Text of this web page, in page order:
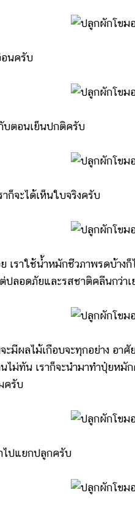
นครับ
อนเย็นปกติครับ
ะได้เห็นใบจริงครับ
ใช้น้ำหมักชีวภาพรดบ้างก็
ปลอดภัยและรสชาติคลีนกว่า
ม้เกือบจะทุกอย่าง อาศัยเ
ไม่ทัน เราก็จะนำมาทำปุ๋ยห
ครับ
แยกปลูกครับ